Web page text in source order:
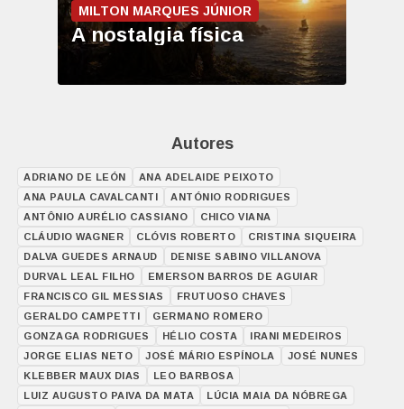
MILTON MARQUES JÚNIOR
A nostalgia física
Autores
ADRIANO DE LEÓN
ANA ADELAIDE PEIXOTO
ANA PAULA CAVALCANTI
ANTÓNIO RODRIGUES
ANTÔNIO AURÉLIO CASSIANO
CHICO VIANA
CLÁUDIO WAGNER
CLÓVIS ROBERTO
CRISTINA SIQUEIRA
DALVA GUEDES ARNAUD
DENISE SABINO VILLANOVA
DURVAL LEAL FILHO
EMERSON BARROS DE AGUIAR
FRANCISCO GIL MESSIAS
FRUTUOSO CHAVES
GERALDO CAMPETTI
GERMANO ROMERO
GONZAGA RODRIGUES
HÉLIO COSTA
IRANI MEDEIROS
JORGE ELIAS NETO
JOSÉ MÁRIO ESPÍNOLA
JOSÉ NUNES
KLEBBER MAUX DIAS
LEO BARBOSA
LUIZ AUGUSTO PAIVA DA MATA
LÚCIA MAIA DA NÓBREGA